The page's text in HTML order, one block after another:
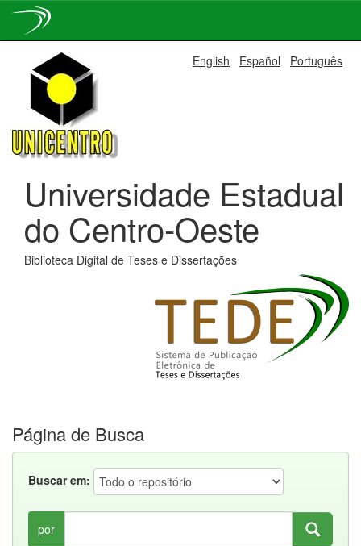
navigation
English Español Português
Universidade Estadual
do Centro-Oeste
Biblioteca Digital de Teses e Dissertações
Página de Busca
Buscar em:
por